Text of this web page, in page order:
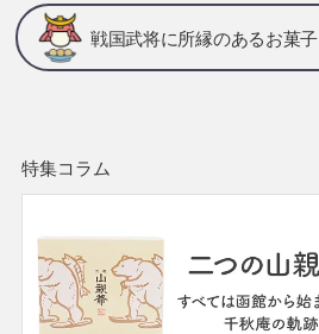
戦国武将に所縁のあるお菓子
特集コラム